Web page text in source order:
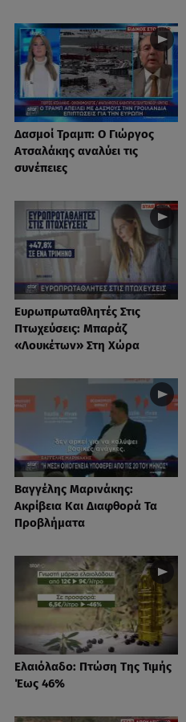
Δασμοί Τραμπ: Ο Γιώργος
Ατσαλάκης αναλύει τις
συνέπειες
Ευρωπρωταθλητές Στις
Πτωχεύσεις: Μπαράζ
«Λουκέτων» Στη Χώρα
Βαγγέλης Μαρινάκης:
Ακρίβεια Και Διαφθορά Τα
Προβλήματα
Ελαιόλαδο: Πτώση Της Τιμής
Έως 46%